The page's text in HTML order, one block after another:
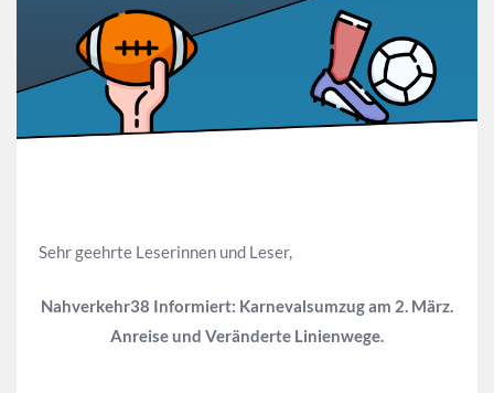
Sehr geehrte Leserinnen und Leser,
Nahverkehr38 Informiert: Karnevalsumzug am 2. März.
Anreise und Veränderte Linienwege.